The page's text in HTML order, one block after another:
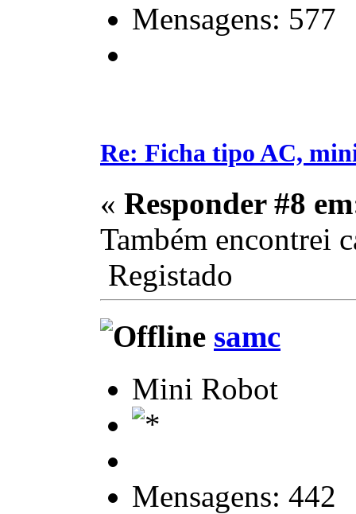
Mensagens: 577
Re: Ficha tipo AC,
« Responder #8
Também encontrei
Registado
samc
Mini Robot
Mensagens: 442